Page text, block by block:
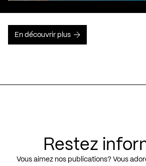
En découvrir plus
Restez
Vous aimez nos publications? Vous